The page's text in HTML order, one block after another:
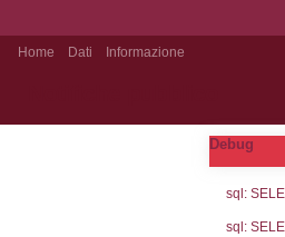
Notifiche